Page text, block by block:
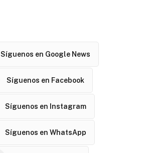
Síguenos en Google News
Síguenos en Facebook
Síguenos en Instagram
Síguenos en WhatsApp